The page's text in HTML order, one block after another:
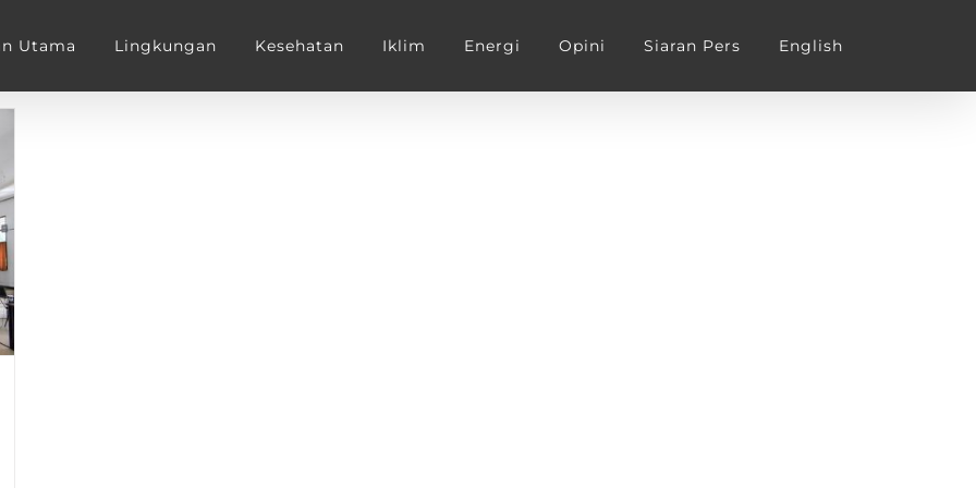
Utama Lingkungan Kesehatan Iklim Energi Opini Siaran Pers English